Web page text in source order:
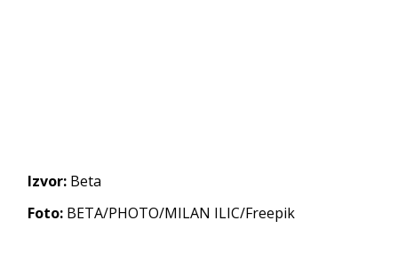
Izvor: Beta
Foto: BETA/PHOTO/MILAN ILIC/Freepik